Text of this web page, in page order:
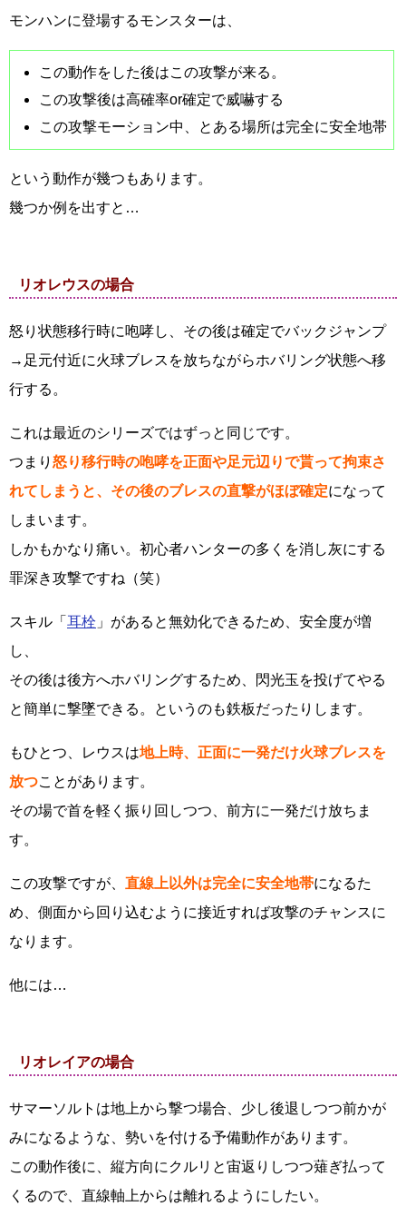
モンハンに登場するモンスターは、
この動作をした後はこの攻撃が来る。
この攻撃後は高確率or確定で威嚇する
この攻撃モーション中、とある場所は完全に安全地帯
という動作が幾つもあります。
幾つか例を出すと…
リオレウスの場合
怒り状態移行時に咆哮し、その後は確定でバックジャンプ
→足元付近に火球ブレスを放ちながらホバリング状態へ移
行する。
これは最近のシリーズではずっと同じです。
つまり 怒り移行時の咆哮を正面や足元辺りで貰って拘束さ
れてしまうと、その後のブレスの直撃がほぼ確定になって
しまいます。
しかもかなり痛い。初心者ハンターの多くを消し灰にする
罪深き攻撃ですね（笑）
スキル「 耳栓 」があると無効化できるため、安全度が増
し、
その後は後方へホバリングするため、閃光玉を投げてやる
と簡単に撃墜できる。というのも鉄板だったりします。
もひとつ、レウスは地上時、正面に一発だけ火球ブレスを
放つことがあります。
その場で首を軽く振り回しつつ、前方に一発だけ放ちま
す。
この攻撃ですが、 直線上以外は完全に安全地帯になるた
め、側面から回り込むように接近すれば攻撃のチャンスに
なります。
他には…
リオレイアの場合
サマーソルトは地上から撃つ場合、少し後退しつつ前かが
みになるような、勢いを付ける予備動作があります。
この動作後に、縦方向にクルリと宙返りしつつ薙ぎ払って
くるので、直線軸上からは離れるようにしたい。